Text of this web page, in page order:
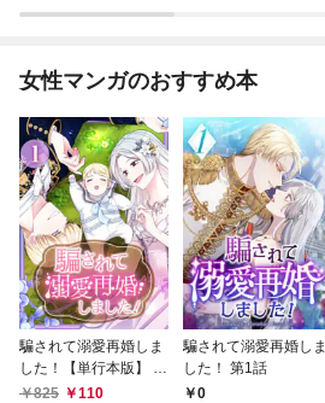
女性マンガのおすすめ本
騙されて溺愛再婚しま
した！【単行本版】 1
巻825 110
騙されて溺愛再婚しま
した！ 第1話
0